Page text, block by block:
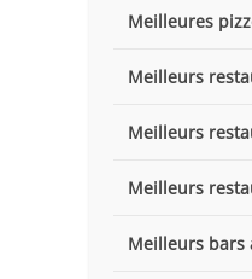
Meilleures
Meilleurs
Meilleurs
Meilleurs
Meilleurs bars